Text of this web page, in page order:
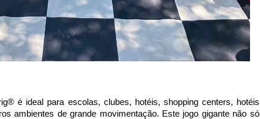
é ideal para escolas, clubes, hotéis, shopping centers, hotéis
ambientes de grande movimentação. Este jogo gigante não só